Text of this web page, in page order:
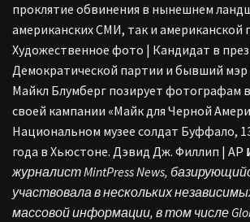
проклятие обвинения в нынешнем
американских СМИ, так и американской
Художественное фото | Кандидат в
Демократической партии и бывший
Майкл Блумберг позирует фотографам
своей кампании «Майк для Черной
Национальном музее солдат Буффало,
года в Хьюстоне. Дэвид Дж. Филлип | AP
журналист MintPress News,
участвовала в нескольких
массовой информации, в том числе